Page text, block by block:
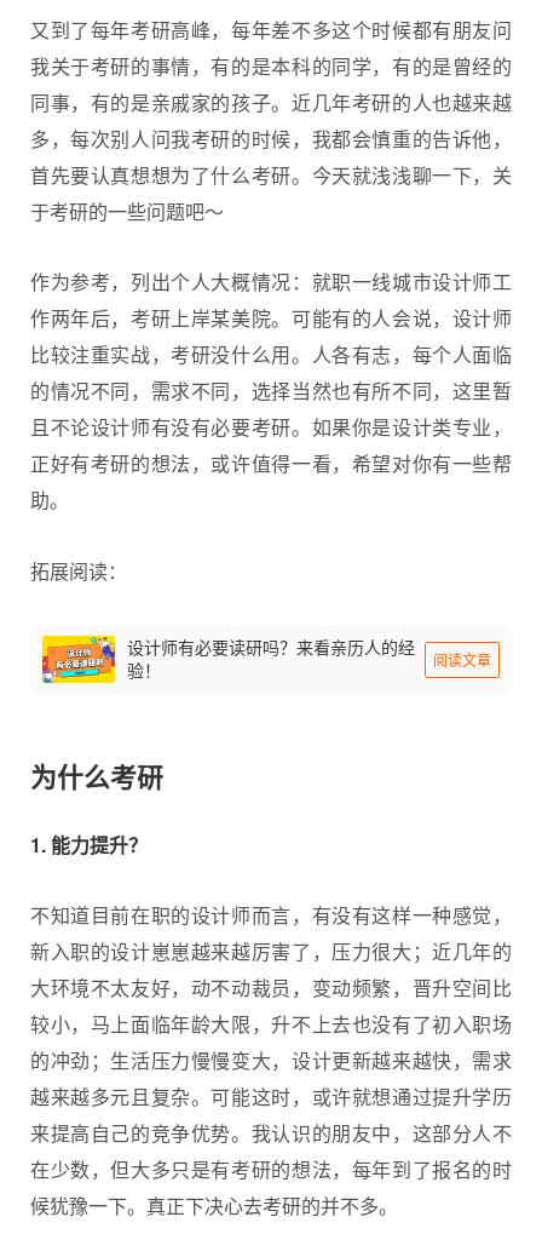
又到了每年考研高峰，每年差不多这个时候都有朋友问
我关于考研的事情，有的是本科的同学，有的是曾经的
同事，有的是亲戚家的孩子。近几年考研的人也越来越
多，每次别人问我考研的时候，我都会慎重的告诉他，
首先要认真想想为了什么考研。今天就浅浅聊一下，关
于考研的一些问题吧～
作为参考，列出个人大概情况：就职一线城市设计师工
作两年后，考研上岸某美院。可能有的人会说，设计师
比较注重实战，考研没什么用。人各有志，每个人面临
的情况不同，需求不同，选择当然也有所不同，这里暂
且不论设计师有没有必要考研。如果你是设计类专业，
正好有考研的想法，或许值得一看，希望对你有一些帮
助。
拓展阅读：
设计师有必要读研吗？来看亲历人的经
验！
阅读文章
为什么考研
1. 能力提升？
不知道目前在职的设计师而言，有没有这样一种感觉，
新入职的设计崽崽越来越厉害了，压力很大；近几年的
大环境不太友好，动不动裁员，变动频繁，晋升空间比
较小，马上面临年龄大限，升不上去也没有了初入职场
的冲劲；生活压力慢慢变大，设计更新越来越快，需求
越来越多元且复杂。可能这时，或许就想通过提升学历
来提高自己的竞争优势。我认识的朋友中，这部分人不
在少数，但大多只是有考研的想法，每年到了报名的时
候犹豫一下。真正下决心去考研的并不多。